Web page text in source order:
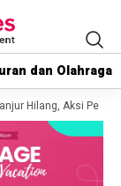
dan Olahraga
dan Olahraga
Hilang, Aksi Pelaku